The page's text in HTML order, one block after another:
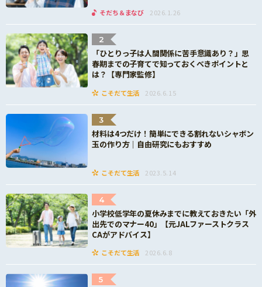
そだち＆まなび 2026.1.26
2
「ひとりっ子は人間関係に苦手意識あり？」思
春期までの子育てで知っておくべきポイントと
は？【専門家監修】
こそだて生活 2026.6.15
3
材料は4つだけ！簡単にできる割れないシャボン
玉の作り方｜自由研究にもおすすめ
こそだて生活 2023.5.14
4
小学校低学年の夏休みまでに教えておきたい「外
出先でのマナー40」【元JALファーストクラス
CAがアドバイス】
こそだて生活 2026.6.8
5